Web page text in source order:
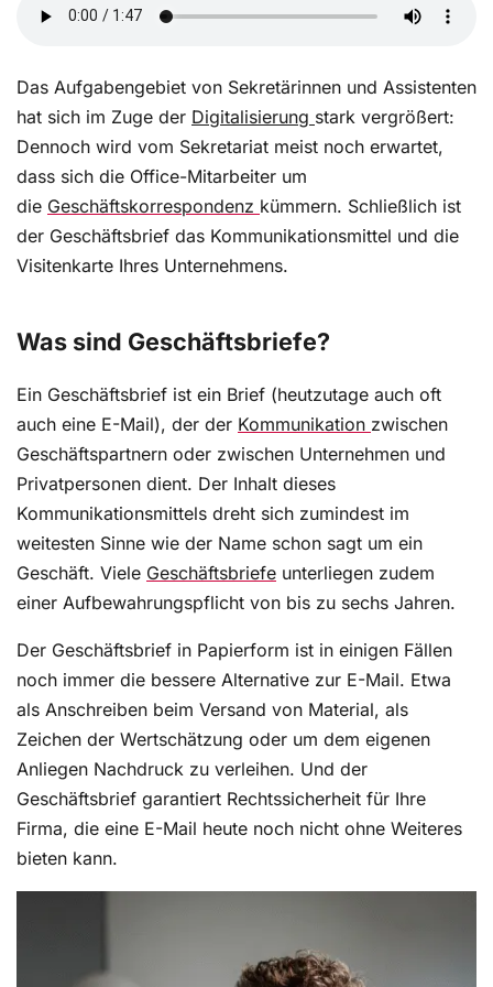
Fachwissen an und wenden es praxisbezogen an.
Freistellung von der Berufsschule zu beantragen.
Ein solcher Antrag hat schriftlich zu erfolgen und
bedarf einer gewissen Vorlaufzeit.
So formulieren Sie Bewerbungsabsagen richtig
Das Schreiben von Bewerbungsabsagen zählt zu
sowohl beim Schreibenden wie beim Lesenden.
möglichen rechtlichen Folgen der Absageschreiben
fürchten. Schließlich sind Absageschreiben
professionelle Geschäftskorrespondenz und
müssen deshalb bestimmte formelle
Anforderungen erfüllen.
Fehlende Unterlagen anfordern: So geht es per
Neben der allgemeinen Organisation von Terminen
Geschäftsbriefe muss das Sekretariat sicherstellen,
dass alle Dokumente und Unterlagen zur
Verfügung stehen.
Einladungen annehmen: Aufbau, Tipps & Muster
Geschäftspartner neben geschäftlichen
Das Aufgabengebiet von Sekretärinnen und Assistenten
hat sich im Zuge der Digitalisierung stark vergrößert:
Dennoch wird vom Sekretariat meist noch erwartet,
dass sich die Office-Mitarbeiter um
die Geschäftskorrespondenz kümmern. Schließlich ist
der Geschäftsbrief das Kommunikationsmittel und die
Visitenkarte Ihres Unternehmens.
Was sind Geschäftsbriefe?
Ein Geschäftsbrief ist ein Brief (heutzutage auch oft
auch eine E-Mail), der der Kommunikation zwischen
Geschäftspartnern oder zwischen Unternehmen und
Privatpersonen dient. Der Inhalt dieses
Kommunikationsmittels dreht sich zumindest im
weitesten Sinne wie der Name schon sagt um ein
Geschäft. Viele Geschäftsbriefe unterliegen zudem
einer Aufbewahrungspflicht von bis zu sechs Jahren.
Der Geschäftsbrief in Papierform ist in einigen Fällen
noch immer die bessere Alternative zur E-Mail. Etwa
als Anschreiben beim Versand von Material, als
Zeichen der Wertschätzung oder um dem eigenen
Anliegen Nachdruck zu verleihen. Und der
Geschäftsbrief garantiert Rechtssicherheit für Ihre
Firma, die eine E-Mail heute noch nicht ohne Weiteres
bieten kann.